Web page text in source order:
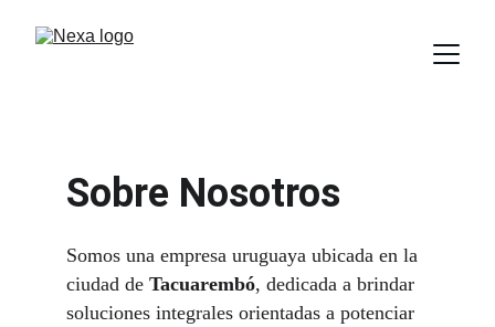
Sobre Nosotros
Somos una empresa uruguaya ubicada en la
ciudad de Tacuarembó, dedicada a brindar
soluciones integrales orientadas a potenciar